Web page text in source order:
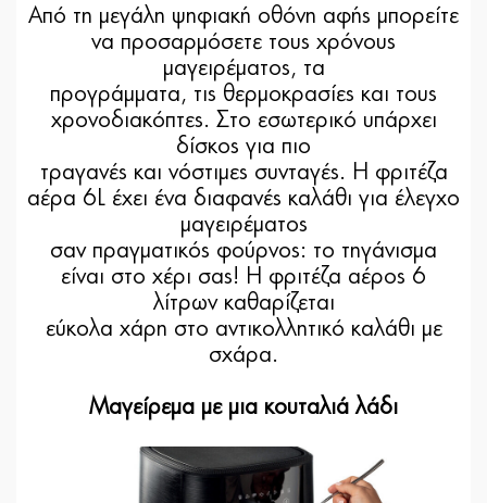
Από τη μεγάλη ψηφιακή οθόνη αφής μπορείτε
να προσαρμόσετε τους χρόνους
μαγειρέματος, τα
προγράμματα, τις θερμοκρασίες και τους
χρονοδιακόπτες. Στο εσωτερικό υπάρχει
δίσκος για πιο
τραγανές και νόστιμες συνταγές. Η φριτέζα
αέρα 6L έχει ένα διαφανές καλάθι για έλεγχο
μαγειρέματος
σαν πραγματικός φούρνος: το τηγάνισμα
είναι στο χέρι σας! Η φριτέζα αέρος 6
λίτρων καθαρίζεται
εύκολα χάρη στο αντικολλητικό καλάθι με
σχάρα.
Μαγείρεμα με μια κουταλιά λάδι